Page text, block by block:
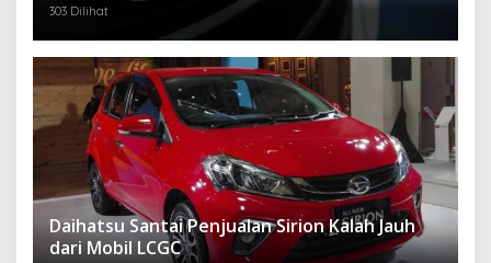
303 Dilihat
Daihatsu Santai Penjualan Sirion Kalah Jauh
dari Mobil LCGC